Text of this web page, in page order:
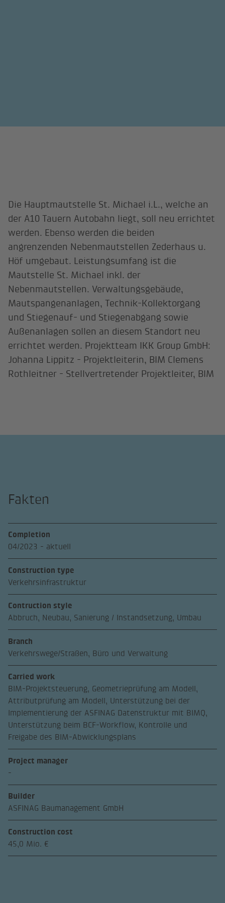
Die Hauptmautstelle St. Michael i.L., welche an
der A10 Tauern Autobahn liegt, soll neu errichtet
werden. Ebenso werden die beiden
angrenzenden Nebenmautstellen Zederhaus u.
Höf umgebaut. Leistungsumfang ist die
Mautstelle St. Michael inkl. der
Nebenmautstellen. Verwaltungsgebäude,
Mautspangenanlagen, Technik-Kollektorgang
und Stiegenauf- und Stiegenabgang sowie
Außenanlagen sollen an diesem Standort neu
errichtet werden. Projektteam IKK Group GmbH:
Johanna Lippitz - Projektleiterin, BIM Clemens
Rothleitner - Stellvertretender Projektleiter, BIM
Fakten
Completion
04/2023 - aktuell
Construction type
Verkehrsinfrastruktur
Contruction style
Abbruch, Neubau, Sanierung / Instandsetzung, Umbau
Branch
Verkehrswege/Straßen, Büro und Verwaltung
Carried work
BIM-Projektsteuerung, Geometrieprüfung am Modell,
Attributprüfung am Modell, Unterstützung bei der
Implementierung der ASFINAG Datenstruktur mit BIMQ,
Unterstützung beim BCF-Workflow, Kontrolle und
Freigabe des BIM-Abwicklungsplans
Project manager
-
Builder
ASFINAG Baumanagement GmbH
Construction cost
45,0 Mio. €